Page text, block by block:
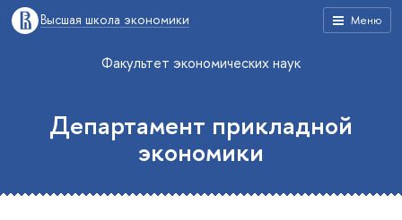
Меню
Высшая школа экономики
Факультет экономических наук
Департамент прикладной
экономики